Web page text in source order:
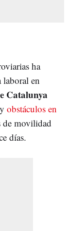
ha
laboral en
Catalunya
obstáculos en
de movilidad
días.